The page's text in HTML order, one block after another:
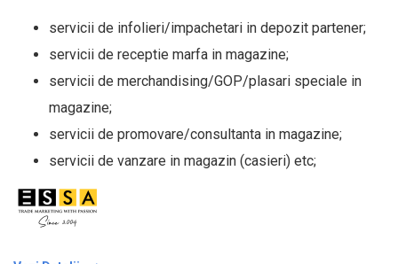
servicii de infolieri/impachetari in depozit partener;
servicii de receptie marfa in magazine;
servicii de merchandising/GOP/plasari speciale in
magazine;
servicii de promovare/consultanta in magazine;
servicii de vanzare in magazin (casieri) etc;